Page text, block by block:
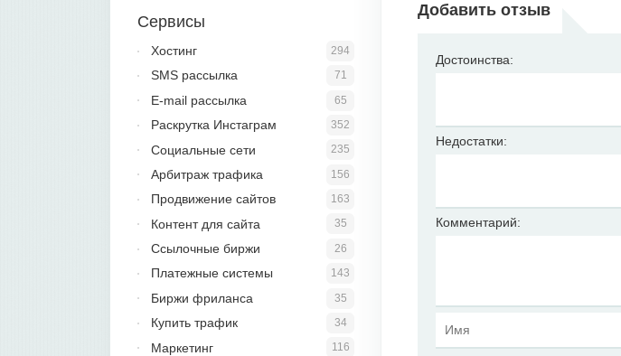
Добавить отзыв
Достоинства:
Недостатки:
Комментарий:
Сервисы
294
Хостинг
71
SMS рассылка
65
E-mail рассылка
352
Раскрутка Инстаграм
235
Социальные сети
156
Арбитраж трафика
163
Продвижение сайтов
35
Контент для сайта
26
Ссылочные биржи
143
Платежные системы
35
Биржи фриланса
34
Купить трафик
116
Маркетинг